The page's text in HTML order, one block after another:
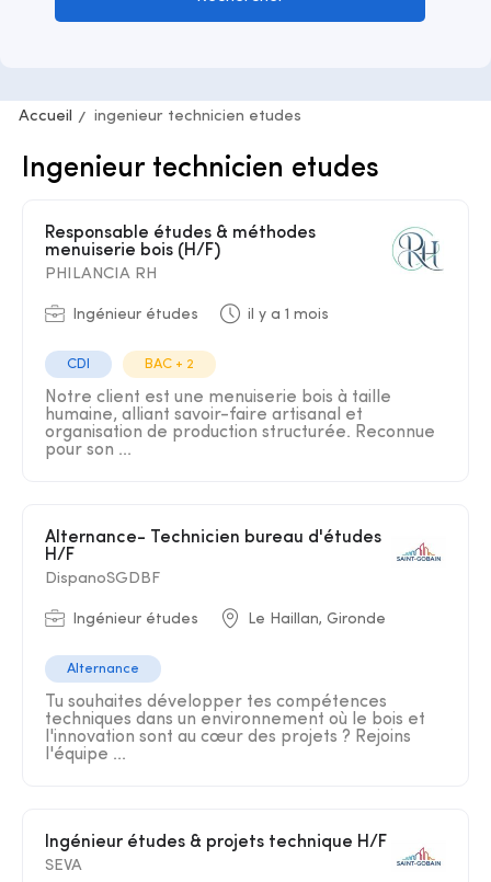
Accueil ingenieur technicien etudes
Ingenieur technicien etudes
Responsable études & méthodes
menuiserie bois (H/F)
PHILANCIA RH
Ingénieur études il y a 1 mois
CDI BAC + 2
Notre client est une menuiserie bois à taille
humaine, alliant savoir-faire artisanal et
organisation de production structurée. Reconnue
pour son ...
Alternance- Technicien bureau d'études
H/F
DispanoSGDBF
Ingénieur études Le Haillan, Gironde
Alternance
Tu souhaites développer tes compétences
techniques dans un environnement où le bois et
l'innovation sont au cœur des projets ? Rejoins
l'équipe ...
Ingénieur études & projets technique H/F
SEVA